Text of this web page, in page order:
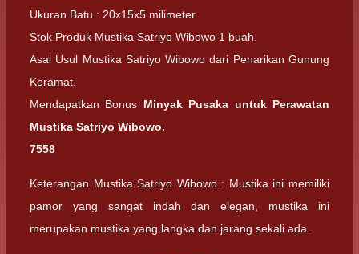
Ukuran Batu : 20x15x5 milimeter.
Stok Produk Mustika Satriyo Wibowo 1 buah.
Asal Usul Mustika Satriyo Wibowo dari Penarikan Gunung
Keramat.
Mendapatkan Bonus Minyak Pusaka untuk Perawatan
Mustika Satriyo Wibowo.
7558
Keterangan Mustika Satriyo Wibowo : Mustika ini memiliki
pamor yang sangat indah dan elegan, mustika ini
merupakan mustika yang langka dan jarang sekali ada.